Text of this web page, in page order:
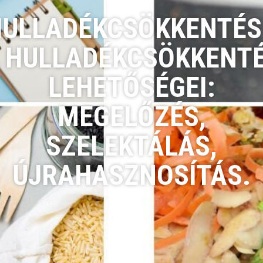
LEHETŐSÉGEI:
MEGELŐZÉS,
SZELEKTÁLÁS,
ÚJRAHASZNOSÍTÁS.